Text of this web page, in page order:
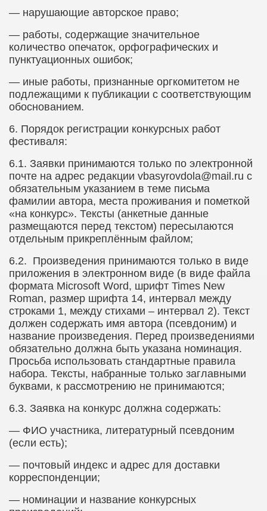
— нарушающие авторское право;
— работы, содержащие значительное
количество опечаток, орфографических и
пунктуационных ошибок;
— иные работы, признанные оргкомитетом не
подлежащими к публикации с соответствующим
обоснованием.
6.​ Порядок регистрации конкурсных работ
фестиваля:
6.1.​ Заявки принимаются только по электронной
почте на адрес редакции vbasyrovdola@mail .ru с
обязательным указанием в теме письма
фамилии автора, места проживания и пометкой
«на конкурс». Тексты (анкетные данные
размещаются перед текстом) пересылаются
отдельным прикреплённым файлом;
6.2.​ Произведения принимаются только в виде
приложения в электронном виде (в виде файла
формата Microsoft Word, шрифт Times New
Roman, размер шрифта 14, интервал между
строками 1, между стихами – интервал 2). Текст
должен содержать имя автора (псевдоним) и
название произведения. Перед произведениями
обязательно должна быть указана номинация.
Просьба использовать стандартные правила
набора. Тексты, набранные только заглавными
буквами, к рассмотрению не принимаются;
6.3.​ Заявка на конкурс должна содержать:
— ФИО участника, литературный псевдоним
(если есть);
— почтовый индекс и адрес для доставки
корреспонденции;
— номинации и название конкурсных